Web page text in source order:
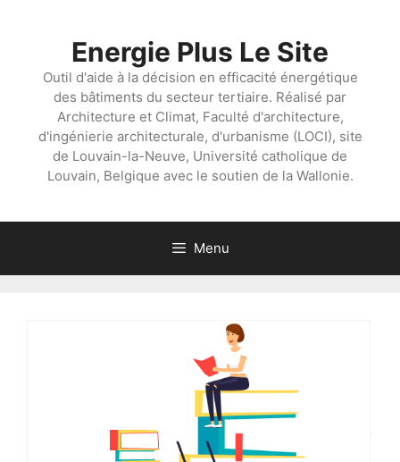
Energie Plus Le Site
Outil d'aide à la décision en efficacité énergétique
des bâtiments du secteur tertiaire. Réalisé par
Architecture et Climat, Faculté d'architecture,
d'ingénierie architecturale, d'urbanisme (LOCI), site
de Louvain-la-Neuve, Université catholique de
Louvain, Belgique avec le soutien de la Wallonie.
Menu